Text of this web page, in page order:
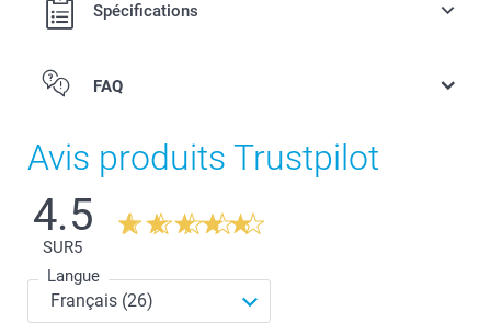
Spécifications
Petit pot de fleurs
FAQ
Avis produits Trustpilot
4.5
SUR5
Langue